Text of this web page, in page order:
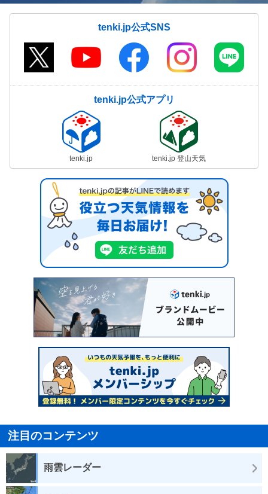
tenki.jp公式SNS
tenki.jp公式アプリ
tenki.jp tenki.jp 登山天気
注目のコンテンツ
雨雲レーダー